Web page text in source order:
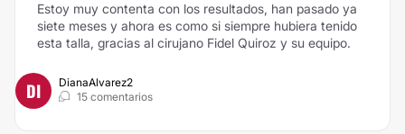
Estoy muy contenta con los resultados, han pasado ya
siete meses y ahora es como si siempre hubiera tenido
esta talla, gracias al cirujano Fidel Quiroz y su equipo.
DI
DianaAlvarez2
15 comentarios